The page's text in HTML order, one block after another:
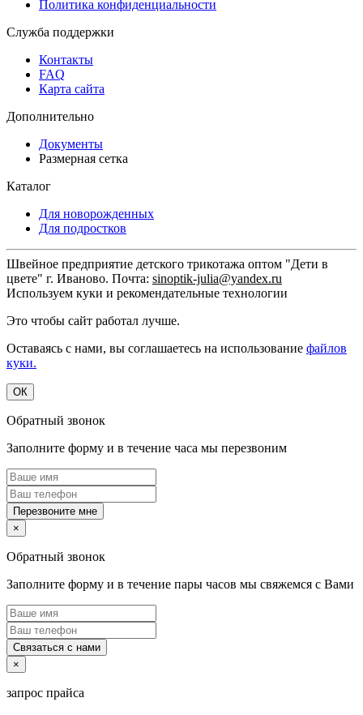
Политика конфиденциальности
Служба поддержки
Контакты
FAQ
Карта сайта
Дополнительно
Документы
Размерная сетка
Каталог
Для новорожденных
Для подростков
Швейное предприятие детского трикотажа оптом "Дети в
цвете" г. Иваново. Почта: sinoptik-julia@yandex.ru
Используем куки и рекомендательные технологии
Это чтобы сайт работал лучше.
Оставаясь с нами, вы соглашаетесь на использование файлов
куки.
ОК
Обратный звонок
Заполните форму и в течение часа мы перезвоним
Перезвоните мне
×
Обратный звонок
Заполните форму и в течение пары часов мы свяжемся с Вами
Связаться с нами
×
запрос прайса